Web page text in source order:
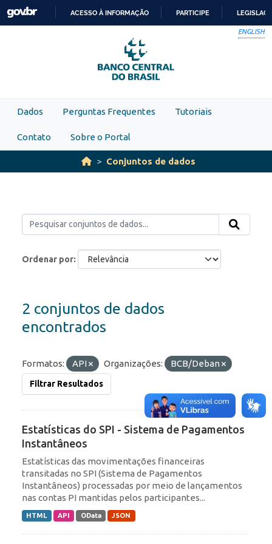
Skip to main content
PARA
O
CONTEÚDO
ACESSO À INFORMAÇÃO PARTICIPE
ENGLISH
Dados Perguntas Frequentes Tutoriais
Contato Sobre o Portal
Conjuntos de dados
Ordenar por
2 conjuntos de dados
encontrados
Formatos: API Organizações: BCB/Deban
Filtrar Resultados
Estatísticas do SPI - Sistema de Pagamentos
Instantâneos
Estatísticas das movimentações financeiras
transitadas no SPI (Sistema de Pagamentos
Instantâneos) processadas por meio de lançamentos
nas contas PI mantidas pelos participantes...
HTML API OData JSON